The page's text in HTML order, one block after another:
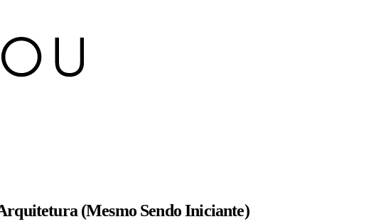
(Mesmo Sendo Iniciante)